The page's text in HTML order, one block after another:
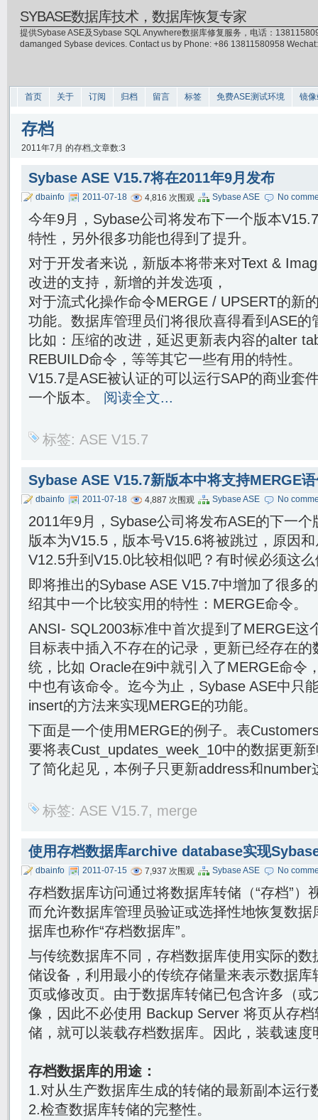
SYBASE数据库技术，数据库恢复专家
提供Sybase ASE及Sybase SQL Anywhere数据库修复服务，电话：
damanged Sybase devices. Contact us by Phone: +86 13811580958
首页 关于 订阅 归档 留言 标签 免费ASE测试环境 镜
存档
2011年7月 的存档,文章数:3
Sybase ASE V15.7将在2011年9月发布
dbainfo 2011-07-18 4,816 次围观 Sybase ASE No
今年9月，Sybase公司将发布下一个版本
特性，另外很多功能也得到了提升。
对于开发者来说，新版本将带来对Text &
改进的支持，新增的并发选项，
对于流式化操作命令MERGE / UPSERT的新
功能。数据库管理员们将很欣喜得看到ASE
比如：压缩的改进，延迟更新表内容的alter
REBUILD命令，等等其它一些有用的特性。
V15.7是ASE被认证的可以运行SAP的商业套
一个版本。 阅读全文...
标签: ASE V15.7
Sybase ASE V15.7新版本中将支持MERGE
dbainfo 2011-07-18 4,887 次围观 Sybase ASE No
2011年9月，Sybase公司将发布ASE的下一
版本为V15.5，版本号V15.6将被跳过，原因
V12.5升到V15.0比较相似吧？有时候必须这
即将推出的Sybase ASE V15.7中增加了很多
绍其中一个比较实用的特性：MERGE命令。
ANSI- SQL2003标准中首次提到了MERGE这
目标表中插入不存在的记录，更新已经存在的
统，比如 Oracle在9i中就引入了MERGE命令
中也有该命令。迄今为止，Sybase ASE中只
insert的方法来实现MERGE的功能。
下面是一个使用MERGE的例子。表
要将表Cust_updates_week_10中的数据更新
了简化起见，本例子只更新address和
标签: ASE V15.7, merge
使用存档数据库archive database实现
dbainfo 2011-07-15 7,937 次围观 Sybase ASE No
存档数据库访问通过将数据库转储（“存档”）
而允许数据库管理员验证或选择性地恢复数
据库也称作“存档数据库”。
与传统数据库不同，存档数据库使用实际的
储设备，利用最小的传统存储量来表示数据
页或修改页。由于数据库转储已包含许多（
像，因此不必使用 Backup Server 将页从存
储，就可以装载存档数据库。因此，装载速
存档数据库的用途：
1.对从生产数据库生成的转储的最新副本运行
2.检查数据库转储的完整性。